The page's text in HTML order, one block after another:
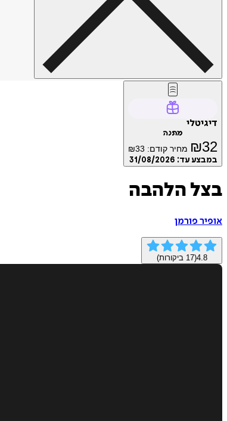
דיגיטלי
מתנה
₪32 מחיר קודם: ₪33
במבצע עד: 31/08/2026
בצל הלהבה
אופיר פורמן
4.8
(
17 ביקורות)